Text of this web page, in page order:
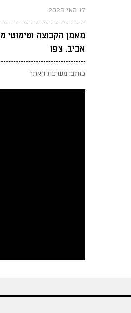
17 מאי 2026
מאמן הקבוצה וטימוטי
אביב. צפו
כותב: מערכת האתר